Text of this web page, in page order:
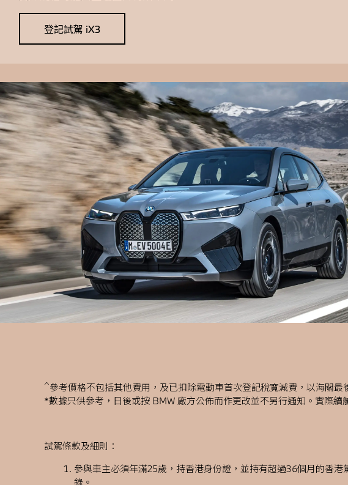
登記試駕 iX3
^參考價格不包括其他費用，及已扣除電動車首次登記稅寬減費，以海關
*數據只供參考，日後或按 BMW 廠方公佈而作更改並不另行通知。實際
試駕條款及細則：
參與車主必須年滿25歲，持香港身份證，並持有超過36個月的香
錄。